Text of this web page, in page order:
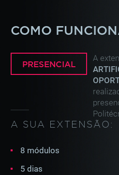
COMO
PRESENCIAL
A
A SUA EXTENSÃO:
8 módulos
5 dias